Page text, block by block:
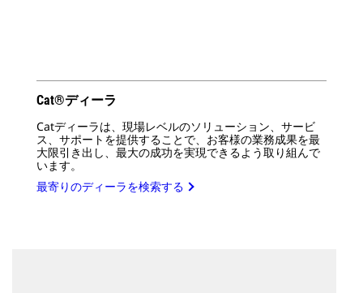
Cat®ディーラ
Catディーラは、現場レベルのソリューション、サービ
ス、サポートを提供することで、お客様の業務成果を最
大限引き出し、最大の成功を実現できるよう取り組んで
います。
最寄りのディーラを検索する